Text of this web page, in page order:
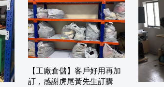
【工廠倉儲】客戶好用再加
訂，感謝虎尾黃先生訂購